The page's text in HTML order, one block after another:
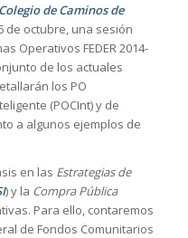
Colegio de Caminos de
octubre, una sesión
Operativos FEDER 2014-
de los actuales
los PO
(POCInt) y de
a algunos ejemplos de
en las Estrategias de
) y la Compra Pública
Para ello, contaremos
de Fondos Comunitarios